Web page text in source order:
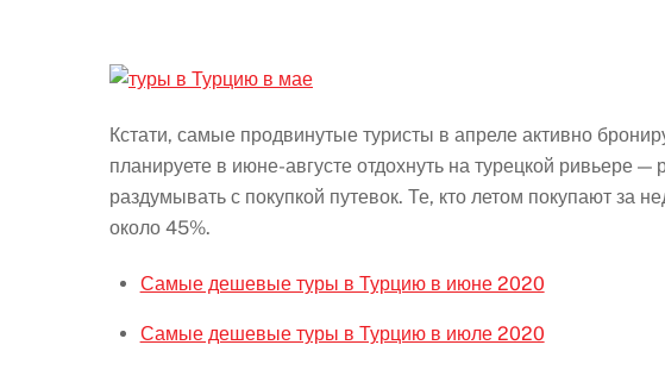
Кстати, самые продвинутые туристы в апреле активно
планируете в июне-августе отдохнуть на турецкой ривьере
раздумывать с покупкой путевок. Те, кто летом покупают за
около 45%.
Самые дешевые туры в Турцию в июне 2020
Самые дешевые туры в Турцию в июле 2020